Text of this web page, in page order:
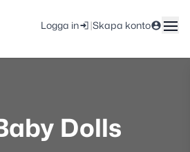
Logga in |Skapa konto
Dolls